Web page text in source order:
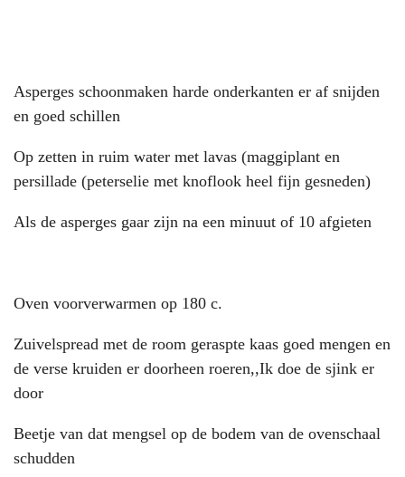
Asperges schoonmaken harde onderkanten er af snijden
en goed schillen
Op zetten in ruim water met lavas (maggiplant en
persillade (peterselie met knoflook heel fijn gesneden)
Als de asperges gaar zijn na een minuut of 10 afgieten
Oven voorverwarmen op 180 c.
Zuivelspread met de room geraspte kaas goed mengen en
de verse kruiden er doorheen roeren,,Ik doe de sjink er
door
Beetje van dat mengsel op de bodem van de ovenschaal
schudden